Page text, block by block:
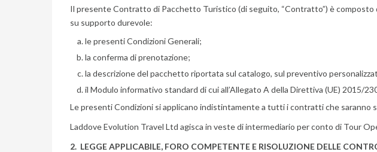
Il presente Contratto di Pacchetto Turistico (di seguito, “Contratto”) è
su supporto durevole:
le presenti Condizioni Generali;
la conferma di prenotazione;
la descrizione del pacchetto riportata sul catalogo, sul preventivo
il Modulo informativo standard di cui all’Allegato A della Direttiva (UE) 2015/
Le presenti Condizioni si applicano indistintamente a tutti i contratti che saranno
Laddove Evolution Travel Ltd agisca in veste di intermediario per conto di Tour
2. LEGGE APPLICABILE, FORO COMPETENTE E RISOLUZIONE DELLE